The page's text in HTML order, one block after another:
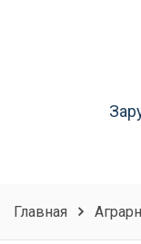
Главная